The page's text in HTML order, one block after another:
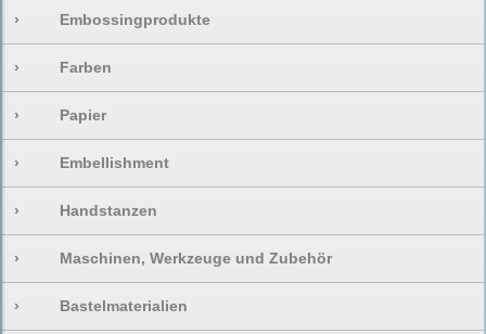
› Embossingprodukte
› Farben
› Papier
› Embellishment
› Handstanzen
› Maschinen, Werkzeuge und Zubehör
› Bastelmaterialien